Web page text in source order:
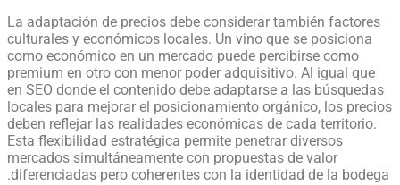
La adaptación de precios debe considerar también factores
culturales y económicos locales. Un vino que se posiciona
como económico en un mercado puede percibirse como
premium en otro con menor poder adquisitivo. Al igual que
en SEO donde el contenido debe adaptarse a las búsquedas
locales para mejorar el posicionamiento orgánico, los precios
deben reflejar las realidades económicas de cada territorio.
Esta flexibilidad estratégica permite penetrar diversos
mercados simultáneamente con propuestas de valor
diferenciadas pero coherentes con la identidad de la bodega.